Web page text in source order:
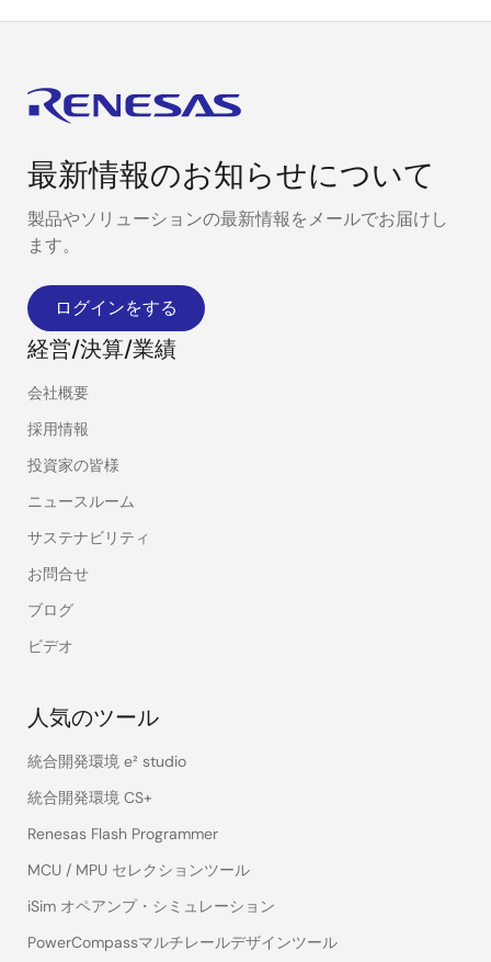
最新情報のお知らせについて
製品やソリューションの最新情報をメールでお届けし
ます。
ログインをする
経営/決算/業績
会社概要
採用情報
投資家の皆様
ニュースルーム
サステナビリティ
お問合せ
ブログ
ビデオ
人気のツール
統合開発環境 e² studio
統合開発環境 CS+
Renesas Flash Programmer
MCU / MPU セレクションツール
iSim オペアンプ・シミュレーション
PowerCompassマルチレールデザインツール